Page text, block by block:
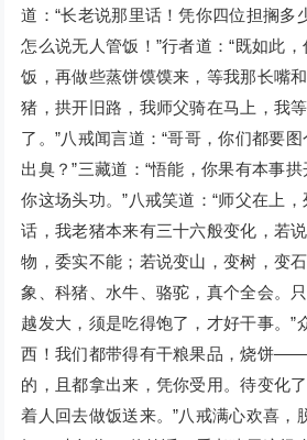
道：“长老说那里话！凭你四位担搁多
怎么说无人管饭！”行者道：“既如此
饭，再做些蒸饼馍馍来，等我那长嘴
猪，拱开旧路，我师父骑在马上，我
了。”八戒闻言道：“哥哥，你们都要
出臭？”三藏道：“悟能，你果有本事
你这场头功。”八戒笑道：“师父在上
话，我老猪本来有三十六般变化，若
物，委实不能；若说变山，变树，变
象、科猪、水牛、骆驼，真个全会。
越发大，须是吃得饱了，才好干事。”
西！我们都带得有干粮果品，烧饼
的，且都拿出来，凭你受用。待变化
着人回去做饭送来。”八戒满心欢喜，